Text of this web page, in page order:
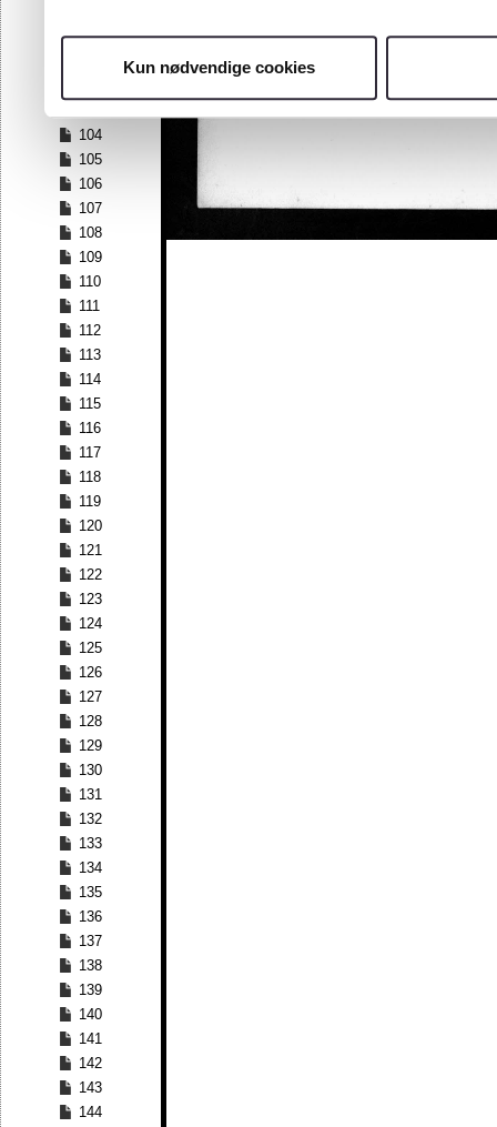
Kun nødvendige cookies
100
104
105
106
107
108
109
110
111
112
113
114
115
116
117
118
119
120
121
122
123
124
125
126
127
128
129
130
131
132
133
134
135
136
137
138
139
140
141
142
143
144